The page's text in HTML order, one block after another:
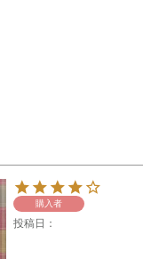
購入者
投稿日